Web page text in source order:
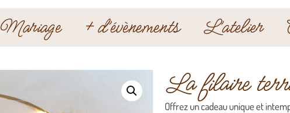
Mariage + d’évènements L’atelier
La filaire
Offrez un cadeau unique et